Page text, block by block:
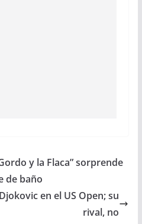
y la Flaca” sorprende
de baño
en el US Open; su
rival, no